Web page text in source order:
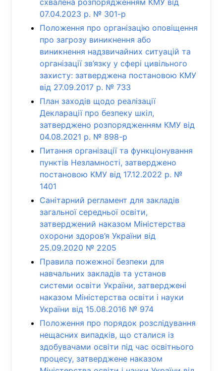
схвалена розпорядженням КМУ від
07.04.2023 р. № 301-р
Положення про організацію оповіщення
про загрозу виникнення або
виникнення надзвичайних ситуацій та
організації зв’язку у сфері цивільного
захисту: затверджена постановою КМУ
від 27.09.2017 р. № 733
План заходів щодо реалізації
Декларації про безпеку шкіл,
затверджено розпорядженням КМУ від
04.08.2021 р. № 898-р
Питання організації та функціонування
пунктів Незламності, затверджено
постановою КМУ від 17.12.2022 р. №
1401
Санітарний регламент для закладів
загальної середньої освіти,
затверджений наказом Міністерства
охорони здоров’я України від
25.09.2020 № 2205
Правила пожежної безпеки для
навчальних закладів та установ
системи освіти України, затверджені
наказом Міністерства освіти і науки
України від 15.08.2016 № 974
Положення про порядок розслідування
нещасних випадків, що сталися із
здобувачами освіти під час освітнього
процесу, затверджене наказом